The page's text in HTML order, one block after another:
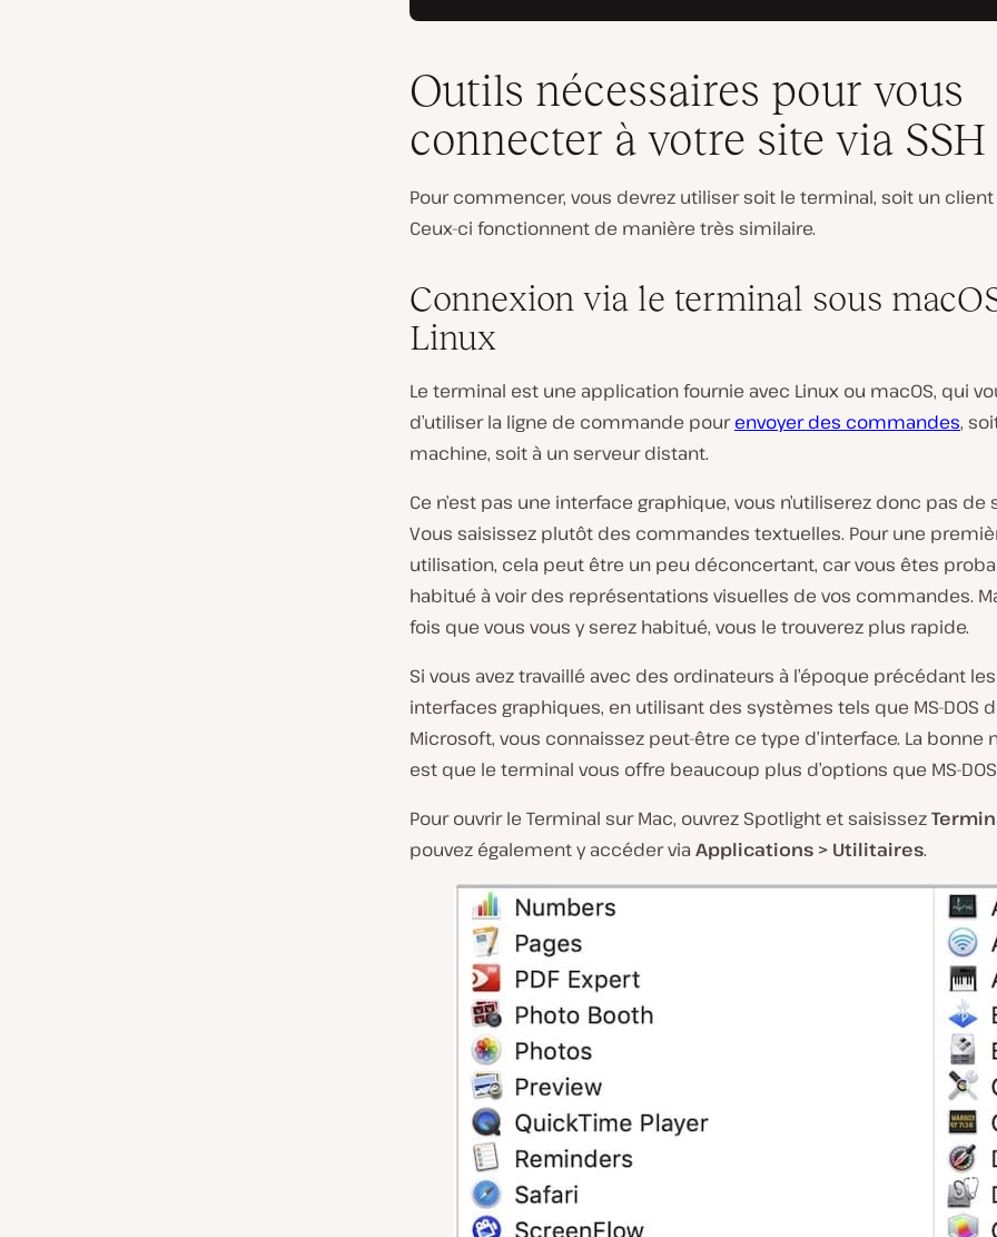
Outils nécessaires pour vous
connecter à votre site via SSH
Pour commencer, vous devrez utiliser soit le terminal, soit un client
Ceux-ci fonctionnent de manière très similaire.
Connexion via le terminal sous
Linux
Le terminal est une application fournie avec Linux ou macOS, qui
d’utiliser la ligne de commande pourenvoyer des commandes,
machine, soit à un serveur distant.
Ce n’est pas une interface graphique, vous n’utiliserez donc pas de
Vous saisissez plutôt des commandes textuelles. Pour une
utilisation, cela peut être un peu déconcertant, car vous êtes
habitué à voir des représentations visuelles de vos commandes.
fois que vous vous y serez habitué, vous le trouverez plus rapide.
Si vous avez travaillé avec des ordinateurs à l’époque précédant les
interfaces graphiques, en utilisant des systèmes tels que MS-DOS
Microsoft, vous connaissez peut-être ce type d’interface. La bonne
est que le terminal vous offre beaucoup plus d’options que MS-
Pour ouvrir le Terminal sur Mac, ouvrez Spotlight et saisissez
pouvez également y accéder via Applications > Utilitaires.